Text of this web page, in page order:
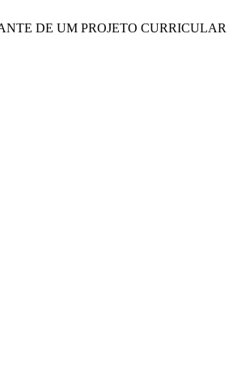
DE UM PROJETO CURRICULAR